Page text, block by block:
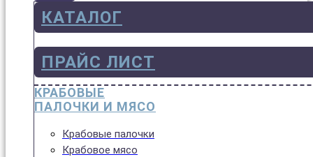
КАТАЛОГ
ПРАЙС ЛИСТ
КРАБОВЫЕ
ПАЛОЧКИ И МЯСО
Крабовые палочки
Крабовое мясо